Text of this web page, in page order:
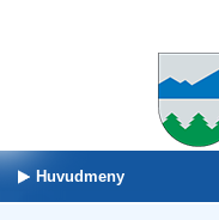
Huvudmeny